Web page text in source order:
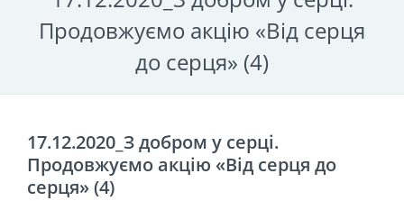
Продовжуємо акцію «Від серця
до серця» (4)
17.12.2020_З добром у серці.
Продовжуємо акцію «Від серця до
серця» (4)